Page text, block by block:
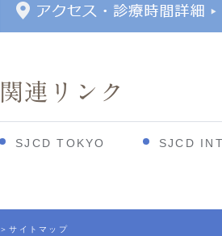
関連リンク
SJCD TOKYO SJCD
＞サイトマップ